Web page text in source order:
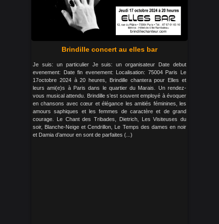
Brindille concert au elles bar
Je suis: un particulier Je suis: un organisateur Date debut
evenement: Date fin evenement: Localisation: 75004 Paris Le
17octobre 2024 à 20 heures, Brindille chantera pour Elles et
leurs ami(e)s à Paris dans le quartier du Marais. Un rendez-
vous musical attendu. Brindille s’est souvent employé à évoquer
en chansons avec cœur et élégance les amitiés féminines, les
amours saphiques et les femmes de caractère et de grand
courage. Le Chant des Tribades, Dietrich, Les Visiteuses du
soir, Blanche-Neige et Cendrillon, Le Temps des dames en noir
et Damia d’amour en sont de parfaites (...)